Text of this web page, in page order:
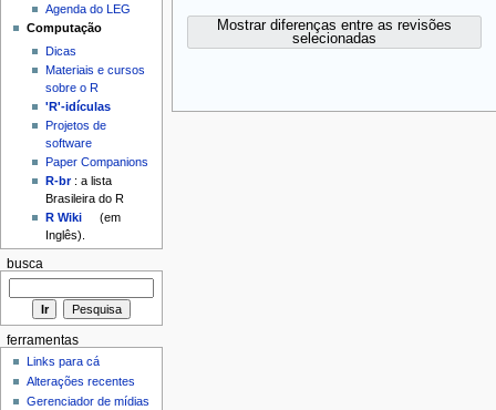
Mostrar diferenças entre as revisões
selecionadas
Agenda do LEG
Computação
Dicas
Materiais e cursos
sobre o R
'R'-idículas
Projetos de
software
Paper Companions
R-br: a lista
Brasileira do R
R Wiki
(em
Inglês).
busca
ferramentas
Links para cá
Alterações recentes
Gerenciador de mídias